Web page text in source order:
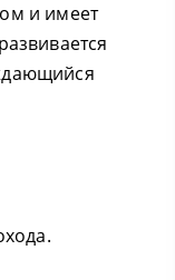
и имеет